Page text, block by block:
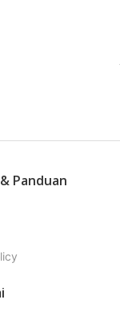
Panduan